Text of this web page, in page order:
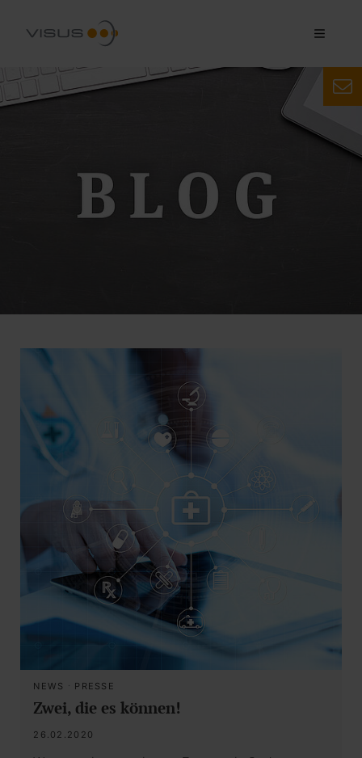
NEWS · PRESSE
Zwei, die es können!
26.02.2020